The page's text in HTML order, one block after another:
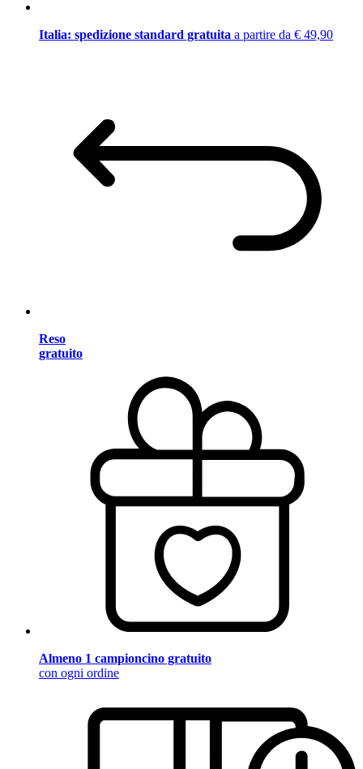
Italia: spedizione standard gratuita a partire da € 49,90
Reso
gratuito
Almeno 1 campioncino gratuito
con ogni ordine